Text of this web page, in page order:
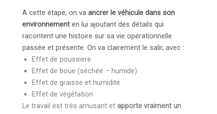
A cette étape, on vaancrer le véhicule dans son
environnement en lui ajoutant des détails qui
racontent une histoire sur sa vie opérationnelle
passée et présente. On va clairement le salir, avec :
Effet de poussiere
Effet de boue (séchée – humide)
Effet de graisse et humidité
Effet de végétation
Le travail est très amusant etapporte vraiment un